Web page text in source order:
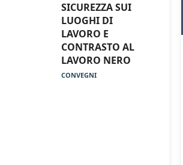
SICUREZZA SUI
LUOGHI DI
LAVORO E
CONTRASTO AL
LAVORO NERO
CONVEGNI